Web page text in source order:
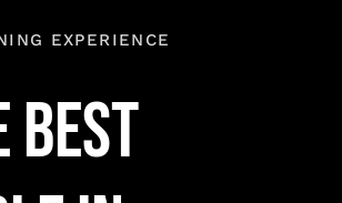
EXPERIENCE
BEST